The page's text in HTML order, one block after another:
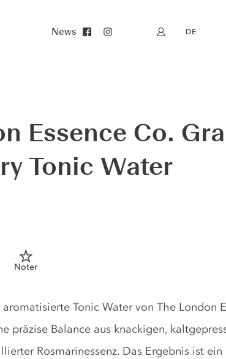
News Mein Konto
DE
Essence Co.
Tonic Water
Noter
Tonic Water von The London
präzise Balance aus knackigen,
Rosmarinessenz. Das Ergebnis ist